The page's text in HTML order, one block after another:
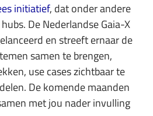
initiatief, dat onder andere
De Nederlandse Gaia-X
en streeft ernaar de
samen te brengen,
use cases zichtbaar te
De komende maanden
met jou nader invulling